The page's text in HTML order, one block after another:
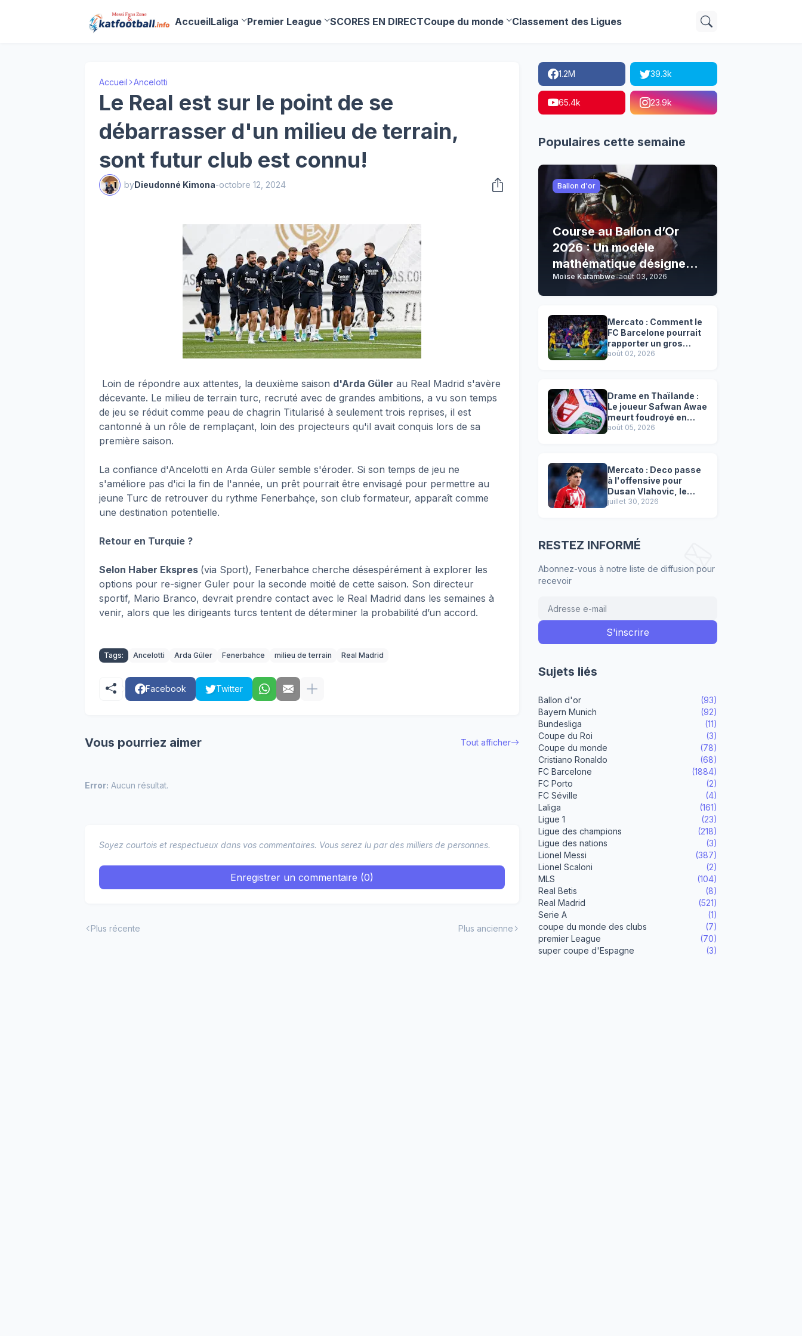
AccueilLaliga Premier League SCORES EN DIRECTCoupe du monde Classement des Ligues
Accueil Ancelotti
Le Real est sur le point de se
débarrasser d'un milieu de terrain,
sont futur club est connu!
byDieudonné Kimona-octobre 12, 2024
Loin de répondre aux attentes, la deuxième saison d'Arda Güler au Real Madrid s'avère
décevante. Le milieu de terrain turc, recruté avec de grandes ambitions, a vu son temps
de jeu se réduit comme peau de chagrin Titularisé à seulement trois reprises, il est
cantonné à un rôle de remplaçant, loin des projecteurs qu'il avait conquis lors de sa
première saison.
La confiance d'Ancelotti en Arda Güler semble s'éroder. Si son temps de jeu ne
s'améliore pas d'ici la fin de l'année, un prêt pourrait être envisagé pour permettre au
jeune Turc de retrouver du rythme Fenerbahçe, son club formateur, apparaît comme
une destination potentielle.
Retour en Turquie ?
Selon Haber Ekspres (via Sport), Fenerbahce cherche désespérément à explorer les
options pour re-signer Guler pour la seconde moitié de cette saison. Son directeur
sportif, Mario Branco, devrait prendre contact avec le Real Madrid dans les semaines à
venir, alors que les dirigeants turcs tentent de déterminer la probabilité d’un accord.
Tags: Ancelotti Arda Güler Fenerbahce milieu de terrain Real Madrid
Facebook Twitter
Vous pourriez aimer Tout afficher
Error: Aucun résultat.
Soyez courtois et respectueux dans vos commentaires. Vous serez lu par des milliers de personnes.
Enregistrer un commentaire (0)
Plus récente Plus ancienne
1.2M 39.3k
65.4k 23.9k
Populaires cette semaine
Ballon d'or
Course au Ballon d’Or
2026 : Un modèle
mathématique désigne
son grand favori !
Moïse Katambwe-août 03, 2026
Mercato : Comment le
FC Barcelone pourrait
rapporter un gros
chèque inespéré à l’OM
août 02, 2026
Drame en Thaïlande :
Le joueur Safwan Awae
meurt foudroyé en
plein match
août 05, 2026
Mercato : Deco passe
à l'offensive pour
Dusan Vlahovic, le
successeur désigné
juillet 30, 2026
RESTEZ INFORMÉ
Abonnez-vous à notre liste de diffusion pour
recevoir
Sujets liés
Ballon d'or
(93)
Bayern Munich
(92)
Bundesliga
(11)
Coupe du Roi
(3)
Coupe du monde
(78)
Cristiano Ronaldo
(68)
FC Barcelone
(1884)
FC Porto
(2)
FC Séville
(4)
Laliga
(161)
Ligue 1
(23)
Ligue des champions
(218)
Ligue des nations
(3)
Lionel Messi
(387)
Lionel Scaloni
(2)
MLS
(104)
Real Betis
(8)
Real Madrid
(521)
Serie A
(1)
coupe du monde des clubs
(7)
premier League
(70)
super coupe d'Espagne
(3)